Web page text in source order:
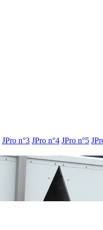
JPro n°3 JPro n°4 JPro n°5